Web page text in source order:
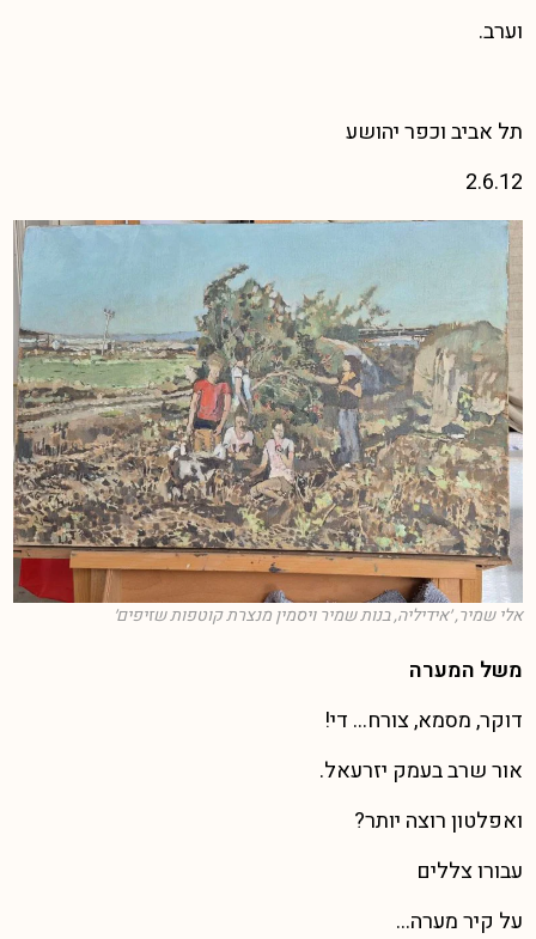
וערב.
תל אביב וכפר יהושע
2.6.12
אלי שמיר, ׳אידיליה, בנות שמיר ויסמין מנצרת קוטפות שזיפים׳
משל המערה
דוקר, מסמא, צורח… די!
אור שרב בעמק יזרעאל.
ואפלטון רוצה יותר?
עבורו צללים
על קיר מערה…